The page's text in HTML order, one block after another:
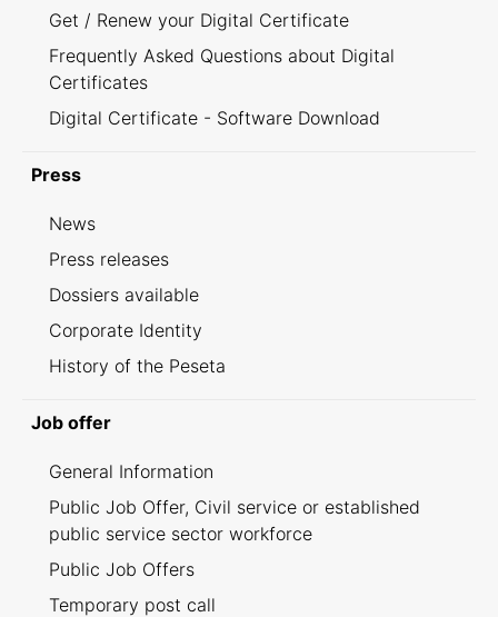
Get / Renew your Digital Certificate
Frequently Asked Questions about Digital
Certificates
Digital Certificate - Software Download
Press
News
Press releases
Dossiers available
Corporate Identity
History of the Peseta
Job offer
General Information
Public Job Offer, Civil service or established
public service sector workforce
Public Job Offers
Temporary post call